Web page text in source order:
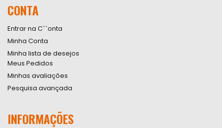
Newsletter:
CONTA
Entrar na C``onta
Minha Conta
Minha lista de desejos
Meus Pedidos
Minhas avaliações
Pesquisa avançada
INFORMAÇÕES